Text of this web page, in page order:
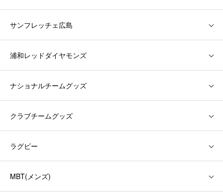
サンフレッチェ広島
浦和レッドダイヤモンズ
ナショナルチームグッズ
クラブチームグッズ
ラグビー
MBT(メンズ)